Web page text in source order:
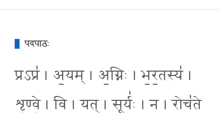
पदपाठः
प्रऽप्र॑ । अ॒यम् । अ॒ग्निः । भ॒र॒तस्य॑ ।
शृ॒ण्वे॒ । वि । यत् । सूर्यः॑ । न । रोच॑ते